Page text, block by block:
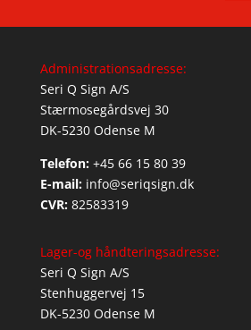
Administrationsadresse:
Seri Q Sign A/S
Stærmosegårdsvej 30
DK-5230 Odense M
Telefon: +45 66 15 80 39
E-mail: info@seriqsign.dk
CVR: 82583319
Lager-og håndteringsadresse:
Seri Q Sign A/S
Stenhuggervej 15
DK-5230 Odense M